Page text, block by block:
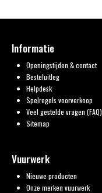
Informatie
Openingstijden & contact
Besteluitleg
Helpdesk
Spelregels voorverkoop
Veel gestelde vragen (FAQ)
Sitemap
Vuurwerk
Nieuwe producten
Onze merken vuurwerk